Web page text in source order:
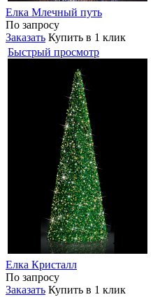
Елка Млечный путь
По запросу
Заказать Купить в 1 клик
Быстрый просмотр
Елка Кристалл
По запросу
Заказать Купить в 1 клик